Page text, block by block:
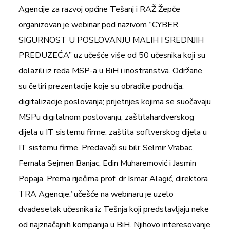
Agencije za razvoj općine Tešanj i RAŽ Žepče
organizovan je webinar pod nazivom “CYBER
SIGURNOST U POSLOVANJU MALIH I SREDNJIH
PREDUZEĆA” uz učešće više od 50 učesnika koji su
dolazili iz reda MSP-a u BiH i inostranstva. Održane
su četiri prezentacije koje su obradile područja:
digitalizacije poslovanja; prijetnjes kojima se suočavaju
MSPu digitalnom poslovanju; zaštitahardverskog
dijela u IT sistemu firme, zaštita softverskog dijela u
IT sistemu firme. Predavači su bili: Selmir Vrabac,
Fernala Sejmen Banjac, Edin Muharemović i Jasmin
Popaja. Prema riječima prof. dr Ismar Alagić, direktora
TRA Agencije:”učešće na webinaru je uzelo
dvadesetak učesnika iz Tešnja koji predstavljaju neke
od najznačajnih kompanija u BiH. Njihovo interesovanje